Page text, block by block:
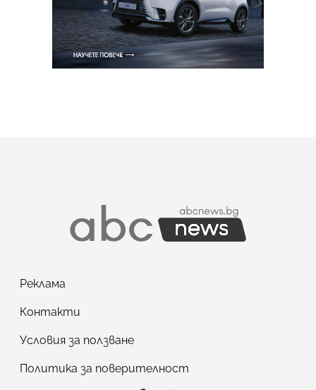
Реклама
Контакти
Условия за ползване
Политика за поверителност